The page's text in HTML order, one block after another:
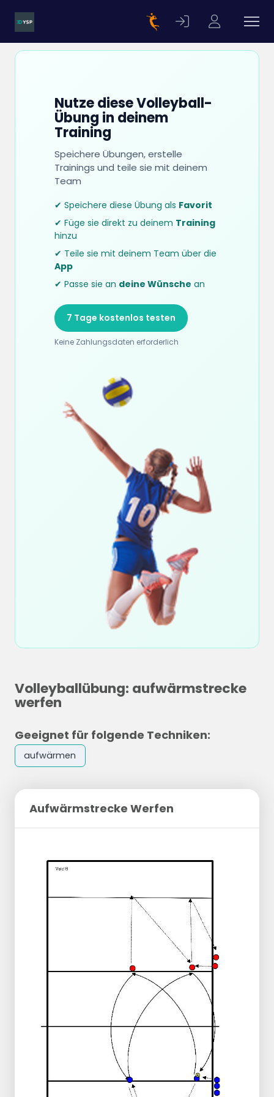
Nutze diese Volleyball-
Übung in deinem
Training
Speichere Übungen, erstelle
Trainings und teile sie mit deinem
Team
✔ Speichere diese Übung als Favorit
✔ Füge sie direkt zu deinem Training
hinzu
✔ Teile sie mit deinem Team über die
App
✔ Passe sie an deine Wünsche an
7 Tage kostenlos testen
Keine Zahlungsdaten erforderlich
Volleyballübung: aufwärmstrecke
werfen
Geeignet für folgende Techniken:
aufwärmen
Aufwärmstrecke Werfen